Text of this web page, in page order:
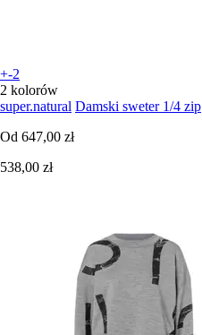
+-2
2 kolorów
super.natural Damski sweter 1/4 zip
Od 647,00 zł
538,00 zł